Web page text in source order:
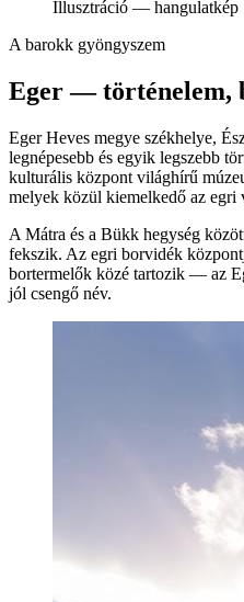
Illusztráció — hangulatkép
A barokk gyöngyszem
Eger — történelem,
Eger Heves megye székhelye,
legnépesebb és egyik legszebb
kulturális központ világhírű
melyek közül kiemelkedő az egri
A Mátra és a Bükk hegység
fekszik. Az egri borvidék
bortermelők közé tartozik — az
jól csengő név.